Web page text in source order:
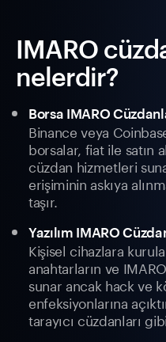
IMARO
nelerdir?
Borsa IMARO
Binance veya
borsalar, fiat ile satın
cüzdan hizmetleri
erişiminin askıya
taşır.
Yazılım IMARO
Kişisel cihazlara
anahtarların ve
sunar ancak hack ve
enfeksiyonlarına
tarayıcı cüzdanları